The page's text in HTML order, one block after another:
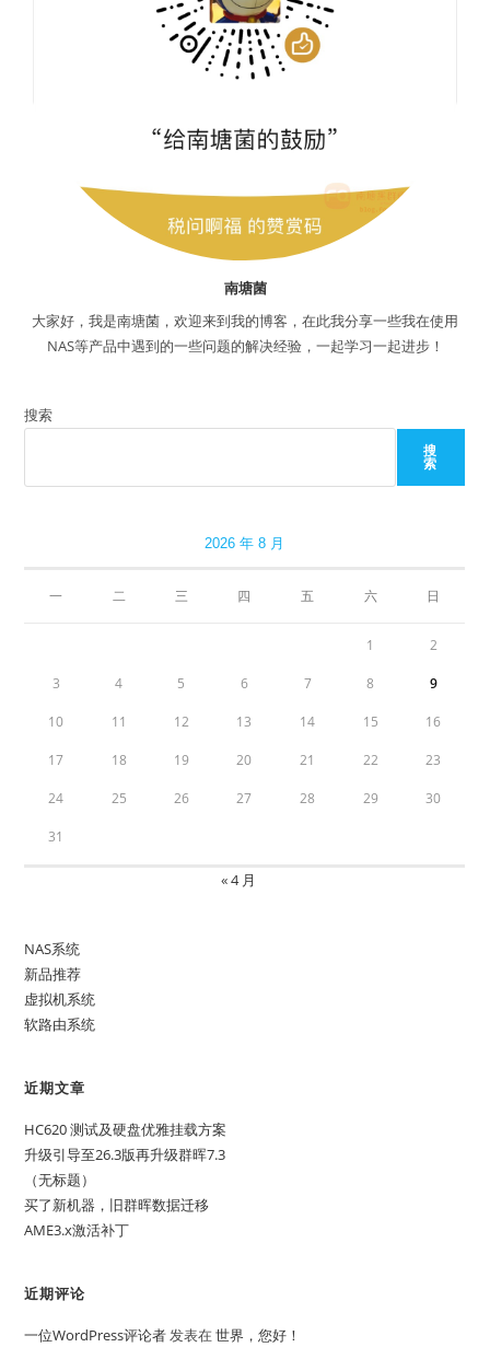
南塘菌
大家好，我是南塘菌，欢迎来到我的博客，在此我分享一些我在使用
NAS等产品中遇到的一些问题的解决经验，一起学习一起进步！
搜索
搜
索
2026 年 8 月
一 二 三 四 五 六 日
1 2
3 4 5 6 7 8 9
10 11 12 13 14 15 16
17 18 19 20 21 22 23
24 25 26 27 28 29 30
31
« 4 月
NAS系统
新品推荐
虚拟机系统
软路由系统
近期文章
HC620 测试及硬盘优雅挂载方案
升级引导至26.3版再升级群晖7.3
（无标题）
买了新机器，旧群晖数据迁移
AME3.x激活补丁
近期评论
一位WordPress评论者发表在世界，您好！